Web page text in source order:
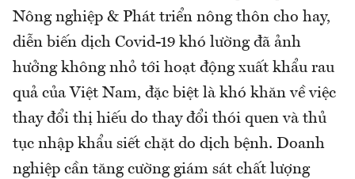
Nông nghiệp & Phát triển nông thôn cho hay,
diễn biến dịch Covid-19 khó lường đã ảnh
hưởng không nhỏ tới hoạt động xuất khẩu rau
quả của Việt Nam, đặc biệt là khó khăn về việc
thay đổi thị hiếu do thay đổi thói quen và thủ
tục nhập khẩu siết chặt do dịch bệnh. Doanh
nghiệp cần tăng cường giám sát chất lượng